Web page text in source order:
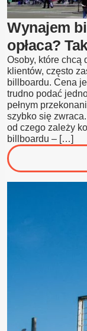
Wynajem
opłaca?
Osoby, które chcą
klientów, często
billboardu. Cena
trudno podać
pełnym
szybko się
od czego zależy
billboardu – […]